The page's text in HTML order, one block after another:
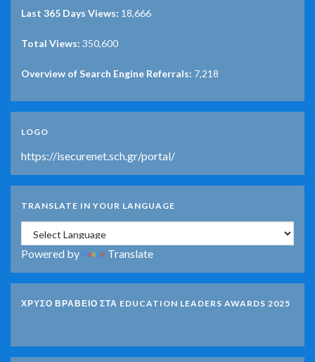
Last 365 Days Views: 18,666
Total Views: 350,600
Overview of Search Engine Referrals: 7,218
LOGO
https://isecurenet.sch.gr/portal/
TRANSLATE IN YOUR LANGUAGE
Powered by Translate
ΧΡΥΣΟ ΒΡΑΒΕΙΟ ΣΤΑ EDUCATION LEADERS AWARDS 2025